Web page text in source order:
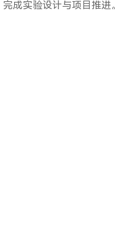
完成实验设计与项目推进。